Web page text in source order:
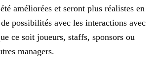
améliorées et seront plus réalistes en
possibilités avec les interactions avec
ce soit joueurs, staffs, sponsors ou
managers.